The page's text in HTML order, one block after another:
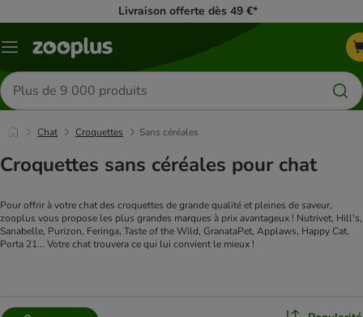
Livraison offerte dès 49 €*
Menu
Rechercher
des
produits
Chat Croquettes Sans céréales
Croquettes sans céréales pour chat
Pour offrir à votre chat des croquettes de grande qualité et pleines de saveur,
zooplus vous propose les plus grandes marques à prix avantageux ! Nutrivet, Hill's,
Sanabelle, Purizon, Feringa, Taste of the Wild, GranataPet, Applaws, Happy Cat,
Porta 21... Votre chat trouvera ce qui lui convient le mieux !